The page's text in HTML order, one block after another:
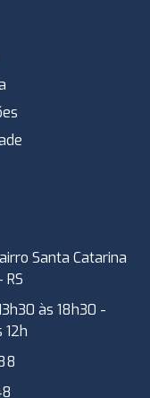
Santa Catarina
RS
às 18h30 -
12h